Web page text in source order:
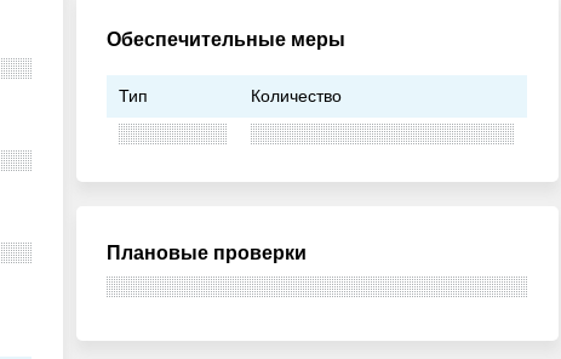
Обеспечительные меры
Тип Количество
Плановые проверки